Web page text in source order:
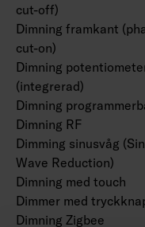
cut-off)
Dimning framkant
cut-on)
Dimning
(integrerad)
Dimning
Dimning RF
Dimming sinusvåg
Wave Reduction)
Dimning med touch
Dimmer med
Dimning Zigbee